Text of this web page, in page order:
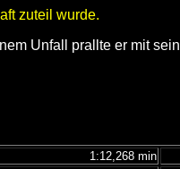
zuteil wurde.
Unfall prallte er mit
1:12,268 min